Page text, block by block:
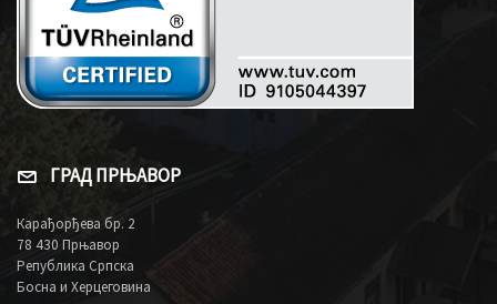
ГРАД ПРЊАВОР
Карађорђева бр. 2
78 430 Прњавор
Република Српска
Босна и Херцеговина